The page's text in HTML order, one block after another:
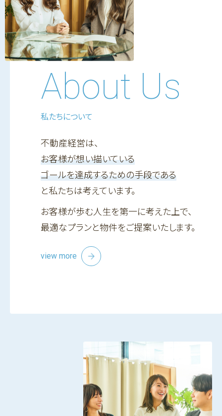
About Us
私たちについて
不動産経営は、
お客様が想い描いている
ゴールを達成するための手段である
と私たちは考えています。
お客様が歩む人生を第一に考えた上で、
最適なプランと物件をご提案いたします。
view more